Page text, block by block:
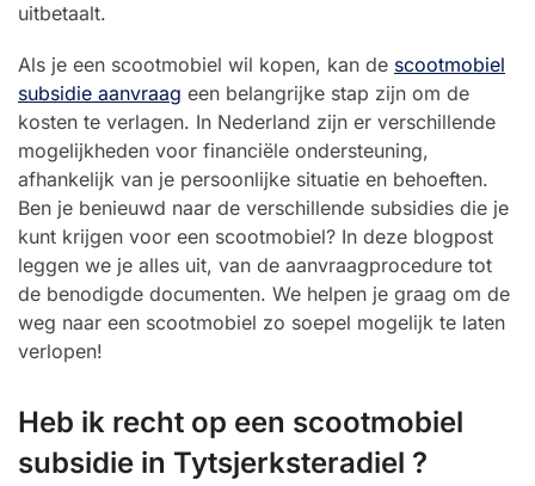
uitbetaalt.
Als je een scootmobiel wil kopen, kan de scootmobiel
subsidie aanvraag een belangrijke stap zijn om de
kosten te verlagen. In Nederland zijn er verschillende
mogelijkheden voor financiële ondersteuning,
afhankelijk van je persoonlijke situatie en behoeften.
Ben je benieuwd naar de verschillende subsidies die je
kunt krijgen voor een scootmobiel? In deze blogpost
leggen we je alles uit, van de aanvraagprocedure tot
de benodigde documenten. We helpen je graag om de
weg naar een scootmobiel zo soepel mogelijk te laten
verlopen!
Heb ik recht op een scootmobiel
subsidie in Tytsjerksteradiel ?